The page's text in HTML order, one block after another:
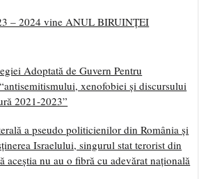
– 2024 vine ANUL BIRUINȚEI
Adoptată de Guvern Pentru
xenofobiei și discursului
2021-2023”
a pseudo politicienilor din România și
Israelului, singurul stat terorist din
aceștia nu au o fibră cu adevărat națională